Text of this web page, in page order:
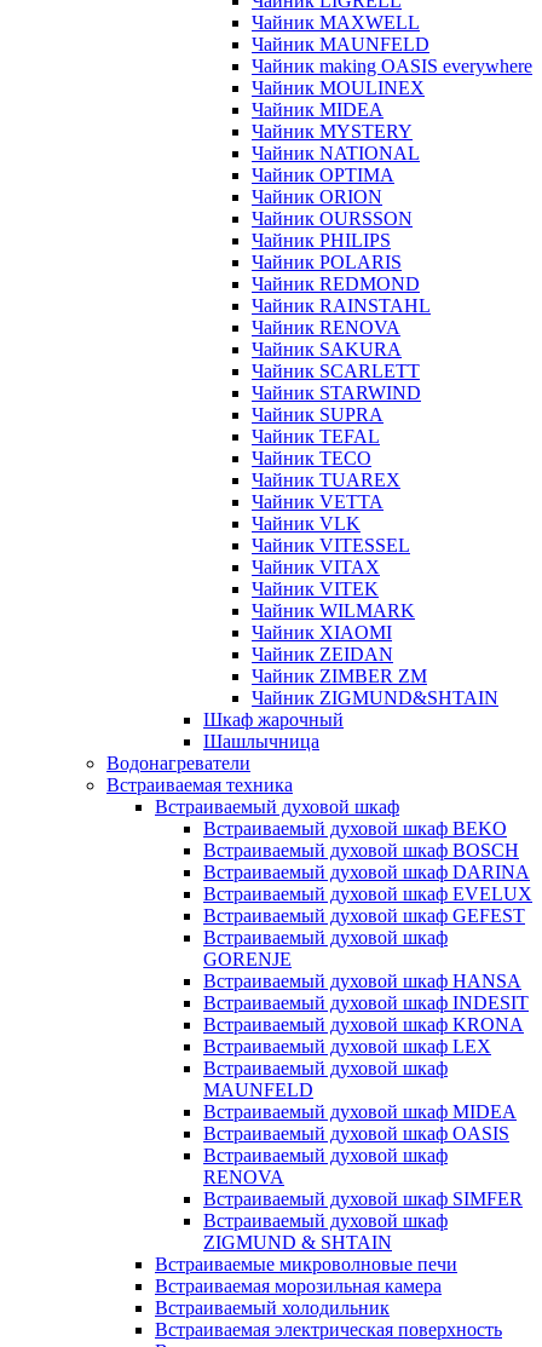
Чайник MAXWELL
Чайник MAUNFELD
Чайник making OASIS everywhere
Чайник MOULINEX
Чайник MIDEA
Чайник MYSTERY
Чайник NATIONAL
Чайник OPTIMA
Чайник ORION
Чайник OURSSON
Чайник PHILIPS
Чайник POLARIS
Чайник REDMOND
Чайник RAINSTAHL
Чайник RENOVA
Чайник SAKURA
Чайник SCARLETT
Чайник STARWIND
Чайник SUPRA
Чайник TEFAL
Чайник TECO
Чайник TUAREX
Чайник VETTA
Чайник VLK
Чайник VITESSEL
Чайник VITAX
Чайник VITEK
Чайник WILMARK
Чайник XIAOMI
Чайник ZEIDAN
Чайник ZIMBER ZM
Чайник ZIGMUND&SHTAIN
Шкаф жарочный
Шашлычница
Водонагреватели
Встраиваемая техника
Встраиваемый духовой шкаф
Встраиваемый духовой шкаф BEKO
Встраиваемый духовой шкаф BOSCH
Встраиваемый духовой шкаф DARINA
Встраиваемый духовой шкаф EVELUX
Встраиваемый духовой шкаф GEFEST
Встраиваемый духовой шкаф
GORENJE
Встраиваемый духовой шкаф HANSA
Встраиваемый духовой шкаф INDESIT
Встраиваемый духовой шкаф KRONA
Встраиваемый духовой шкаф LEX
Встраиваемый духовой шкаф
MAUNFELD
Встраиваемый духовой шкаф MIDEA
Встраиваемый духовой шкаф OASIS
Встраиваемый духовой шкаф
RENOVA
Встраиваемый духовой шкаф SIMFER
Встраиваемый духовой шкаф
ZIGMUND & SHTAIN
Встраиваемые микроволновые печи
Встраиваемая морозильная камера
Встраиваемый холодильник
Встраиваемая электрическая поверхность